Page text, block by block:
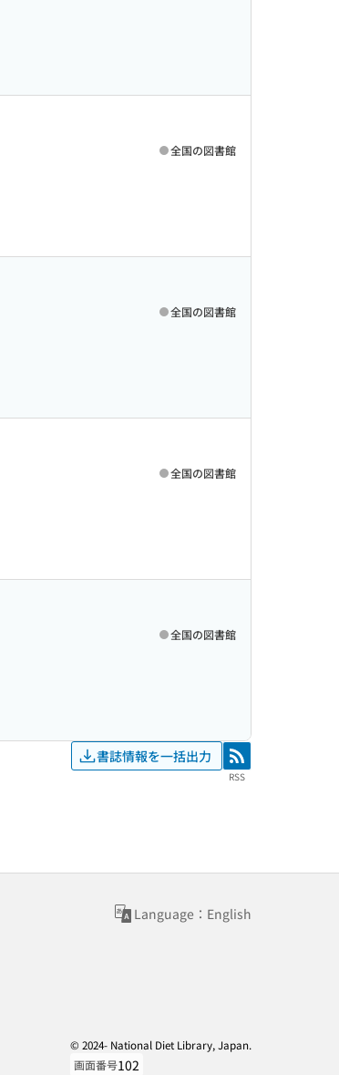
全国の図書館
全国の図書館
全国の図書館
全国の図書館
書誌情報を一括出力 RSS
RSS
Language：English
© 2024- National Diet Library, Japan.
画面番号102